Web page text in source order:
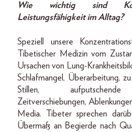
Wie wichtig sind
Leistungsfähigkeit im Alltag?
Speziell unsere
Tibetischer Medizin vom
Ursachen von Lung-
Schlafmangel, Überarbeitung,
Stillen, aufputschende
Zeitverschiebungen,
Media. Tibeter sprechen
Übermaß an Begierde nach